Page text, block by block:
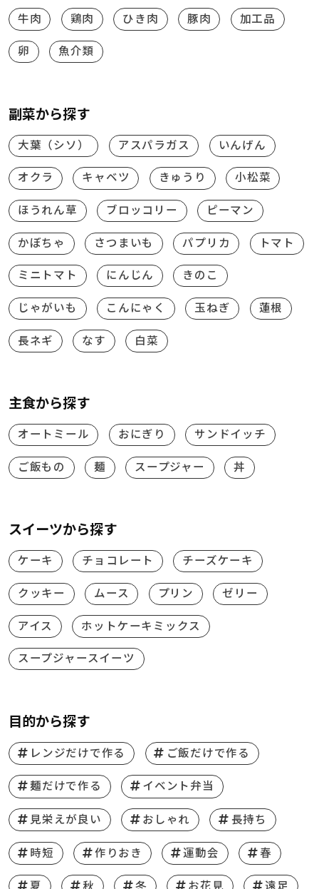
牛肉 鶏肉 ひき肉 豚肉 加工品
卵 魚介類
副菜から探す
大葉（シソ） アスパラガス いんげん
オクラ キャベツ きゅうり 小松菜
ほうれん草 ブロッコリー ピーマン
かぼちゃ さつまいも パプリカ トマト
ミニトマト にんじん きのこ
じゃがいも こんにゃく 玉ねぎ 蓮根
長ネギ なす 白菜
主食から探す
オートミール おにぎり サンドイッチ
ご飯もの 麺 スープジャー 丼
スイーツから探す
ケーキ チョコレート チーズケーキ
クッキー ムース プリン ゼリー
アイス ホットケーキミックス
スープジャースイーツ
目的から探す
レンジだけで作る ご飯だけで作る
麺だけで作る イベント弁当
見栄えが良い おしゃれ 長持ち
時短 作りおき 運動会 春
夏 秋 冬 お花見 遠足